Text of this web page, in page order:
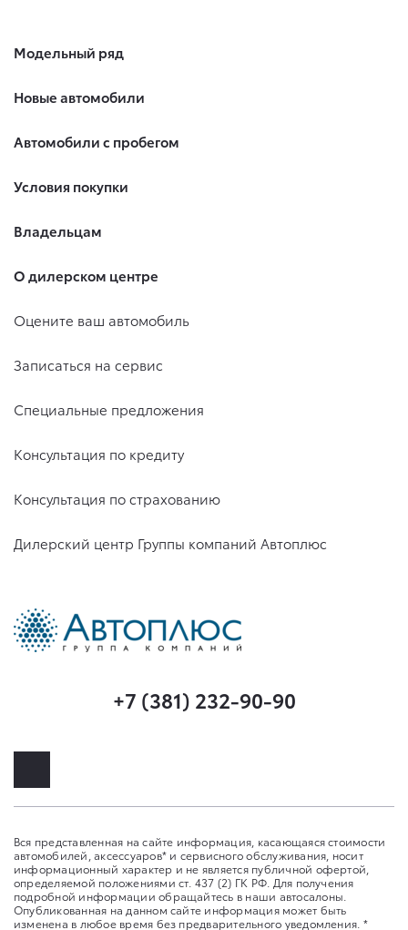
Модельный ряд
Новые автомобили
Автомобили с пробегом
Условия покупки
Владельцам
О дилерском центре
Оцените ваш автомобиль
Записаться на сервис
Специальные предложения
Консультация по кредиту
Консультация по страхованию
Дилерский центр Группы компаний Автоплюс
+7 (381) 232-90-90
Вся представленная на сайте информация, касающаяся стоимости
автомобилей, аксессуаров* и сервисного обслуживания, носит
информационный характер и не является публичной офертой,
определяемой положениями ст. 437 (2) ГК РФ. Для получения
подробной информации обращайтесь в наши автосалоны.
Опубликованная на данном сайте информация может быть
изменена в любое время без предварительного уведомления. *